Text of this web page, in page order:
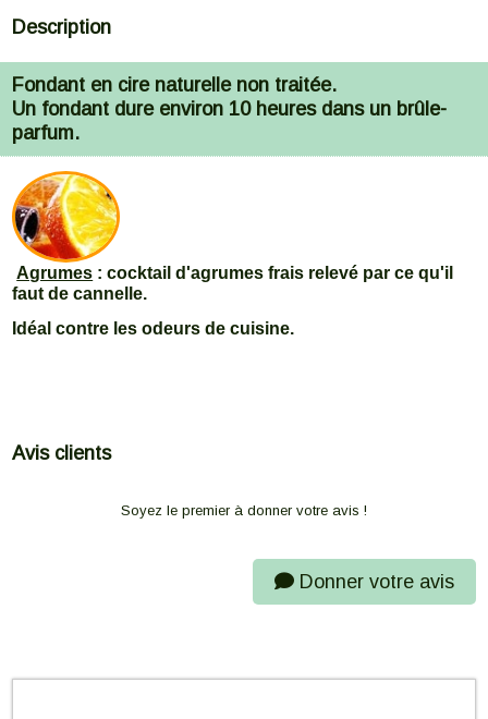
Description
Fondant en cire naturelle non traitée.
Un fondant dure environ 10 heures dans un brûle-
parfum.
Agrumes : cocktail d'agrumes frais relevé par ce qu'il
faut de cannelle.
Idéal contre les odeurs de cuisine.
Avis clients
Soyez le premier à donner votre avis !
Donner votre avis